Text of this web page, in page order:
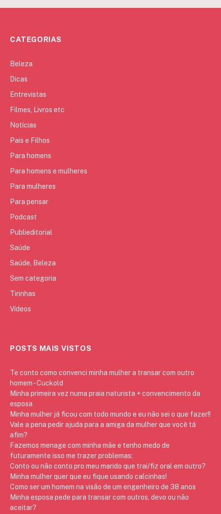
CATEGORIAS
Beleza
Dicas
Entrevistas
Filmes, Livros etc
Notícias
Pais e Filhos
Para homens
Para homens e mulheres
Para mulheres
Para pensar
Podcast
Publieditorial
Saúde
Saúde, Beleza
Sem categoria
Tirinhas
Vídeos
POSTS MAIS VISTOS
Te conto como convenci minha mulher a transar com outro
homem - Cuckold
Minha primeira vez numa praia naturista + convencimento da
esposa
Minha mulher já ficou com todo mundo e eu não sei o que fazer!!
Vale a pena pedir ajuda para a amiga da mulher que você tá
afim?
Fazemos menage com minha mãe e tenho medo de
futuramente isso me trazer problemas:
Conto ou não conto pro meu marido que trai/fiz oral em outro?
Minha mulher quer que eu fique usando calcinhas!
Como ser um homem na visão de um engenheiro de 38 anos
Minha esposa pede para transar com outros, devo ou não
aceitar?